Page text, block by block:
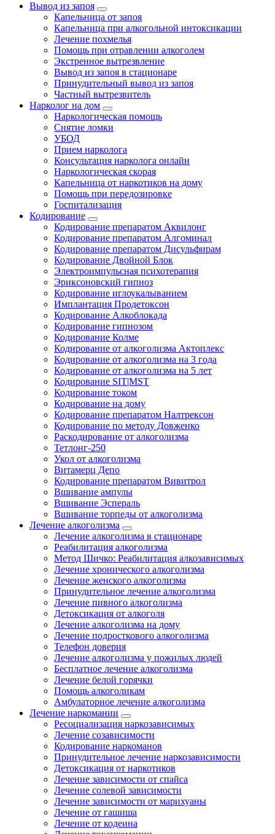
Вывод из запоя
Капельница от запоя
Капельница при алкогольной интоксикации
Лечение похмелья
Помощь при отравлении алкоголем
Экстренное вытрезвление
Вывод из запоя в стационаре
Принудительный вывод из запоя
Частный вытрезвитель
Нарколог на дом
Наркологическая помощь
Снятие ломки
УБОД
Прием нарколога
Консультация нарколога онлайн
Наркологическая скорая
Капельница от наркотиков на дому
Помощь при передозировке
Госпитализация
Кодирование
Кодирование препаратом Аквилонг
Кодирование препаратом Алгоминал
Кодирование препаратом Дисульфирам
Кодирование Двойной Блок
Электроимпульсная психотерапия
Эриксоновский гипноз
Кодирование иглоукалыванием
Имплантация Продетоксон
Кодирование Алкоблокада
Кодирование гипнозом
Кодирование Колме
Кодирование от алкоголизма Актоплекс
Кодирование от алкоголизма на 3 года
Кодирование от алкоголизма на 5 лет
Кодирование SIT|MST
Кодирование током
Кодирование на дому
Кодирование препаратом Налтрексон
Кодирование по методу Довженко
Раскодирование от алкоголизма
Тетлонг-250
Укол от алкоголизма
Витамерц Депо
Кодирование препаратом Вивитрол
Вшивание ампулы
Вшивание Эспераль
Вшивание торпеды от алкоголизма
Лечение алкоголизма
Лечение алкоголизма в стационаре
Реабилитация алкоголизма
Метод Шичко: Реабилитация алкозависимых
Лечение хронического алкоголизма
Лечение женского алкоголизма
Принудительное лечение алкоголизма
Лечение пивного алкоголизма
Детоксикация от алкоголя
Лечение алкоголизма на дому
Лечение подросткового алкоголизма
Телефон доверия
Лечение алкоголизма у пожилых людей
Бесплатное лечение алкоголизма
Лечение белой горячки
Помощь алкоголикам
Амбулаторное лечение алкоголизма
Лечение наркомании
Ресоциализация наркозависимых
Лечение созависимости
Кодирование наркоманов
Принудительное лечение наркозависимости
Детоксикация от наркотиков
Лечение зависимости от спайса
Лечение солевой зависимости
Лечение зависимости от марихуаны
Лечение от гашиша
Лечение от кодеина